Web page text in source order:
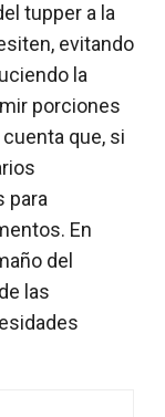
tupper a la
evitando
la
porciones
que, si
para
En
del
las